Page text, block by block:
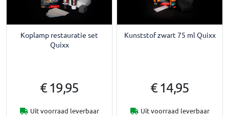
Koplamp restauratie set
Quixx
€ 19,95
Uit voorraad leverbaar
Kunststof zwart 75 ml Quixx
€ 14,95
Uit voorraad leverbaar